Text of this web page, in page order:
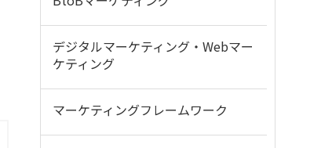
デジタルマーケティング・Webマー
ケティング
マーケティングフレームワーク